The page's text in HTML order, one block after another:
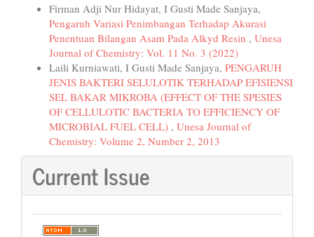
Firman Adji Nur Hidayat, I Gusti Made Sanjaya,
Pengaruh Variasi Penimbangan Terhadap Akurasi
Penentuan Bilangan Asam Pada Alkyd Resin , Unesa
Journal of Chemistry: Vol. 11 No. 3 (2022)
Laili Kurniawati, I Gusti Made Sanjaya, PENGARUH
JENIS BAKTERI SELULOTIK TERHADAP EFISIENSI
SEL BAKAR MIKROBA (EFFECT OF THE SPESIES
OF CELLULOTIC BACTERIA TO EFFICIENCY OF
MICROBIAL FUEL CELL) , Unesa Journal of
Chemistry: Volume 2, Number 2, 2013
Current Issue